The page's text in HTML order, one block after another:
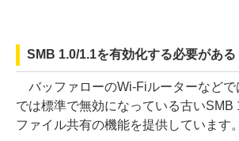
SMB 1.0/1.1を有効化する必要がある
バッファローのWi-Fiルーターなどで
では標準で無効になっている古いSMB
ファイル共有の機能を提供しています。